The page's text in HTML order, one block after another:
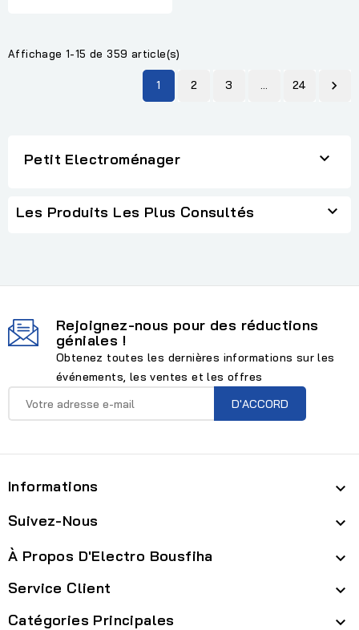
Affichage 1-15 de 359 article(s)
1 2 3 … 24 
Petit Electroménager 
Les Produits Les Plus Consultés 
Rejoignez-nous pour des réductions
géniales !
Obtenez toutes les dernières informations sur les
événements, les ventes et les offres
Informations 
Suivez-Nous 
À Propos D'Electro Bousfiha 
Service Client 
Catégories Principales 